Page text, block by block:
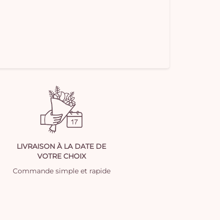
LIVRAISON À LA DATE DE
VOTRE CHOIX
Commande simple et rapide